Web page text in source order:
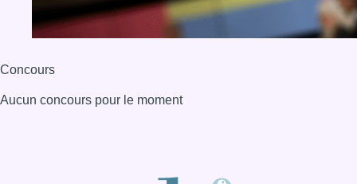
Concours
Aucun concours pour le moment